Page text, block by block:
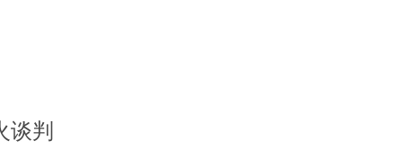
谈判